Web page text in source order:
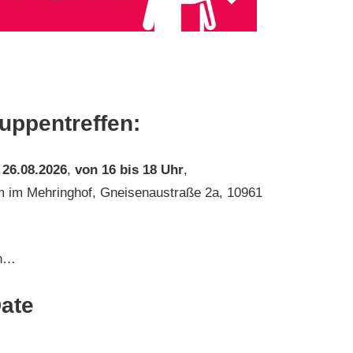
, von 16 bis 18 Uhr,
im Mehringhof, Gneisenaustraße 2a, 10961